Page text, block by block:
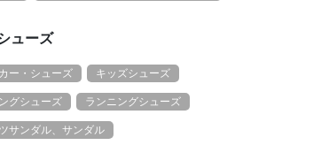
ューズ
ー・シューズ キッズシューズ
グシューズ ランニングシューズ
サンダル、サンダル